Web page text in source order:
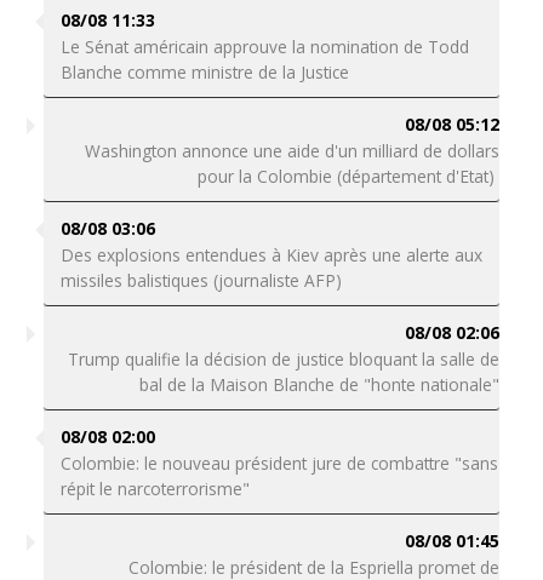
08/08 11:33
Le Sénat américain approuve la nomination de Todd
Blanche comme ministre de la Justice
08/08 05:12
Washington annonce une aide d'un milliard de dollars
pour la Colombie (département d'Etat)
08/08 03:06
Des explosions entendues à Kiev après une alerte aux
missiles balistiques (journaliste AFP)
08/08 02:06
Trump qualifie la décision de justice bloquant la salle de
bal de la Maison Blanche de "honte nationale"
08/08 02:00
Colombie: le nouveau président jure de combattre "sans
répit le narcoterrorisme"
08/08 01:45
Colombie: le président de la Espriella promet de